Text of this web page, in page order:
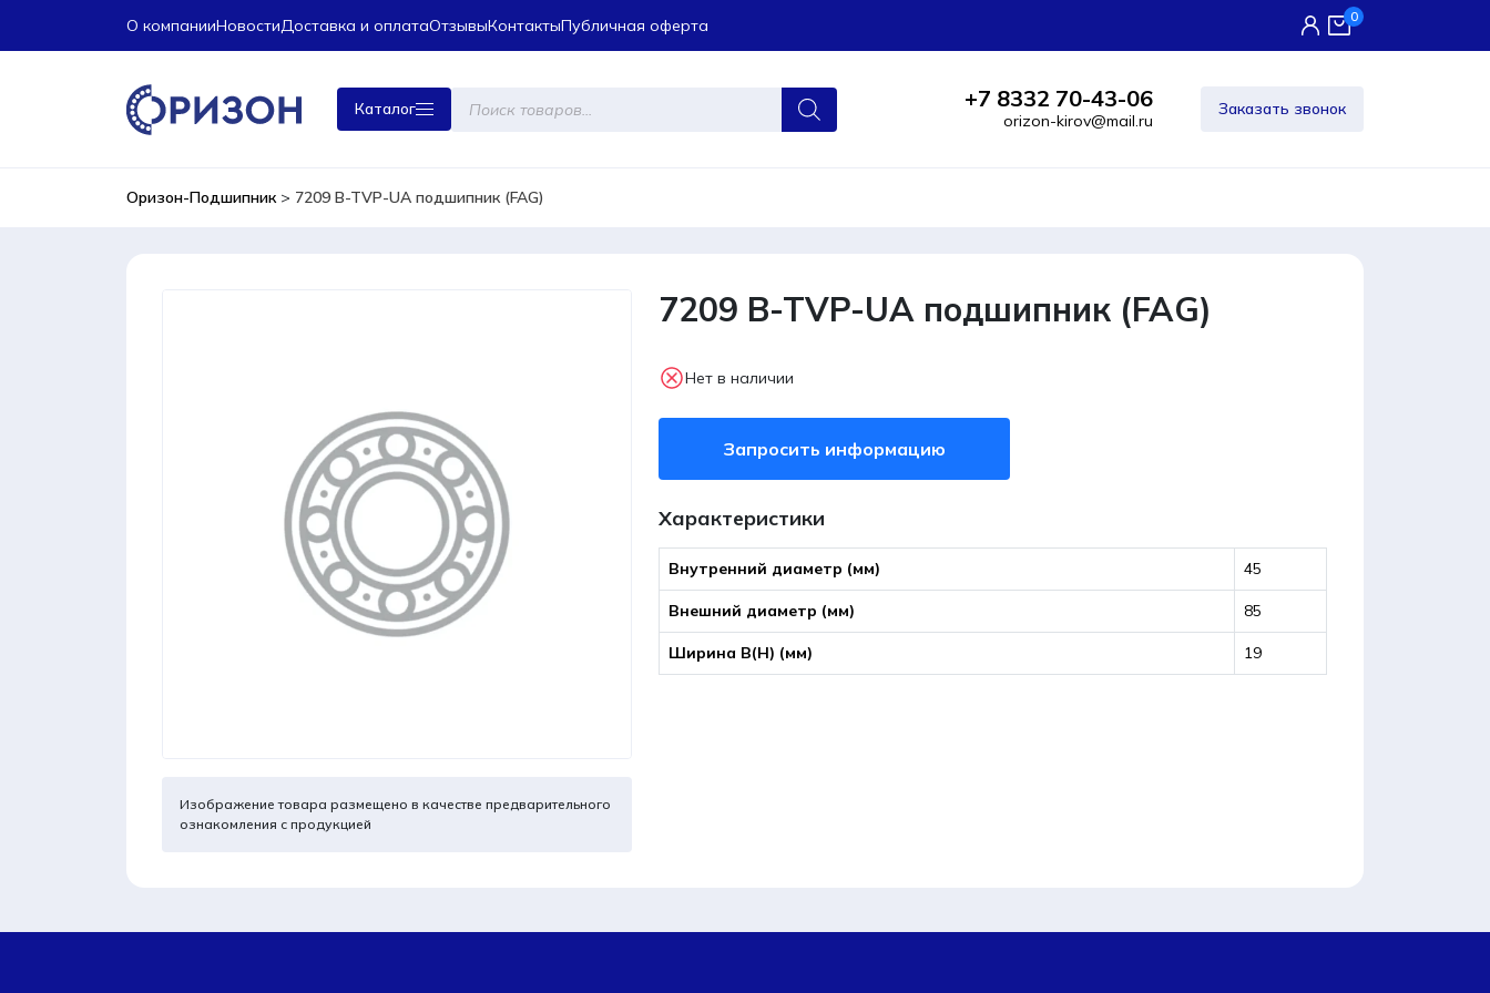
О компанииНовостиДоставка и оплатаОтзывыКонтактыПубличная оферта 0
Каталог
Поиск
товаров +7 8332 70-43-06
orizon-kirov@mail.ru
Заказать звонок
Оризон-Подшипник> 7209 B-TVP-UA подшипник (FAG)
Изображение товара размещено в качестве предварительного
ознакомления с продукцией
7209 B-TVP-UA подшипник (FAG)
Нет в наличии
Запросить информацию
Характеристики
Внутренний диаметр (мм) 45
Внешний диаметр (мм) 85
Ширина B(Н) (мм) 19